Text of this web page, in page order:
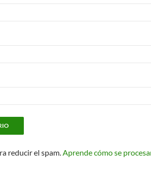
reducir el spam.Aprende cómo se